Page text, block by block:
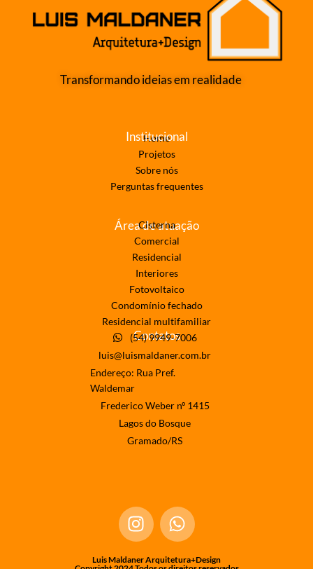
Transformando ideias em realidade
Home
Projetos
Sobre nós
Perguntas frequentes
Institucional
Área de atuação
Cisterna
Comercial
Residencial
Interiores
Fotovoltaico
Condomínio fechado
Residencial multifamiliar
Contatos
(54) 9949-7006
luis@luismaldaner.com.br
Endereço: Rua Pref.
Waldemar
Frederico Weber nº 1415
Lagos do Bosque
Gramado/RS
Luis Maldaner Arquitetura+Design